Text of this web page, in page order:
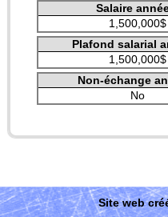
Salaire
1,500,000$
Plafond salarial
1,500,000$
Non-échange
No
Site web